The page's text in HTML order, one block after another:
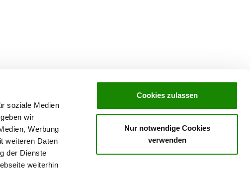
soziale Medien
wir
Werbung
weiteren Daten
der Dienste
weiterhin
Cookies zulassen
Nur notwendige Cookies
verwenden